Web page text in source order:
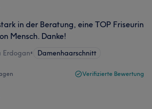
in der Beratung, eine TOP Friseurin
Mensch. Danke!
Erdogan• Damenhaarschnitt
Verifizierte Bewertung